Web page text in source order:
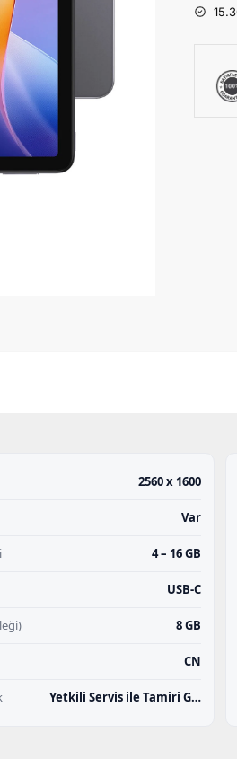
2560 x 1600
Var
4 – 16 GB
USB-C
8 GB
CN
Yetkili Servis ile Tamiri G…